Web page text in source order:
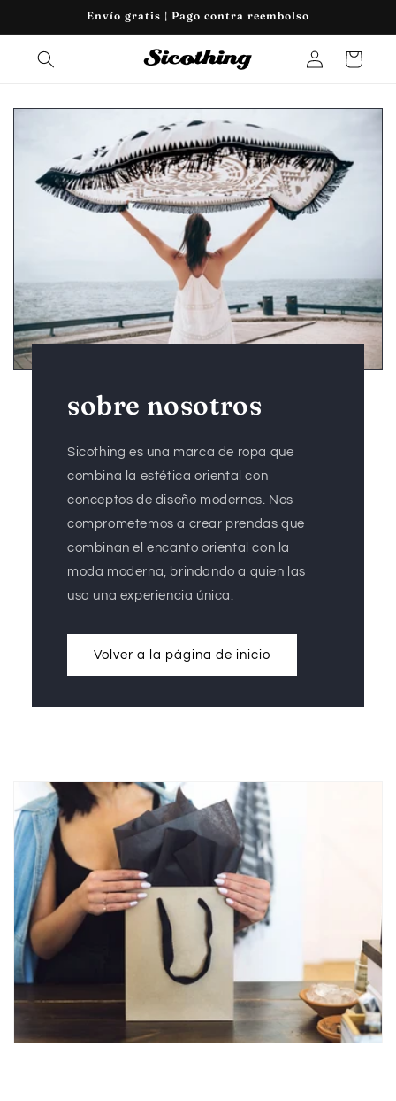
directamente
al contenido
Envío gratis | Pago contra reembolso
sesión
Carrito
sobre nosotros
Sicothing es una marca de ropa que
combina la estética oriental con
conceptos de diseño modernos. Nos
comprometemos a crear prendas que
combinan el encanto oriental con la
moda moderna, brindando a quien las
usa una experiencia única.
Volver a la página de inicio